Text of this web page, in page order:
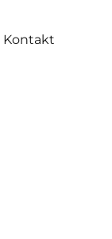
Kontakt